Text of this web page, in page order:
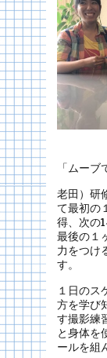
「ムー
老田）研
て最初の
得、次の
最後の１
力をつけ
す。
１日のス
方を学び
す撮影練
と身体を
ールを組